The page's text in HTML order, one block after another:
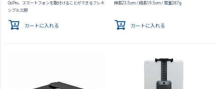
GoPro、スマートフォンを取付けることができるフレキ
シブル三脚
カートに入れる
伸長23.5cm / 縮長19.5cm / 質量287g
カートに入れる